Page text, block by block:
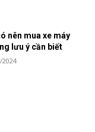
nên mua xe máy
lưu ý cần biết
2024